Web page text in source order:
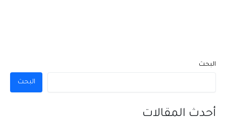
البحث
البحث
أحدث المقالات